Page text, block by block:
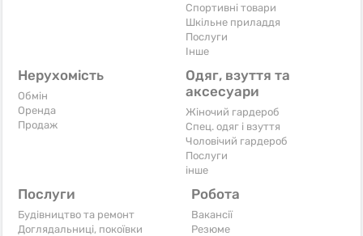
Спортивні товари
Шкільне приладдя
Послуги
Iнше
Нерухомість
Обмін
Оренда
Продаж
Одяг, взуття та
аксесуари
Жіночий гардероб
Спец. одяг і взуття
Чоловічий гардероб
Послуги
інше
Послуги
Будівництво та ремонт
Доглядальниці, покоївки
Робота
Вакансії
Резюме